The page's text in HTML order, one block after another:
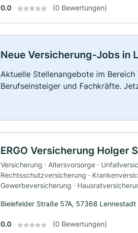
0.0 (0 Bewertungen)
Neue Versicherung-Jobs in
Aktuelle Stellenangebote im
Berufseinsteiger und Fachkräfte.
ERGO Versicherung Holger
Versicherung · Altersvorsorge ·
Rechtsschutzversicherung ·
Gewerbeversicherung ·
Bielefelder Straße 57A, 57368 Lennestadt
0.0 (0 Bewertungen)